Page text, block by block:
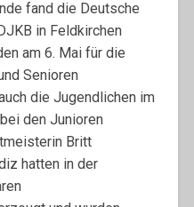
fand die Deutsche
in Feldkirchen
am 6. Mai für die
Senioren
die Jugendlichen im
den Junioren
Britt
hatten in der